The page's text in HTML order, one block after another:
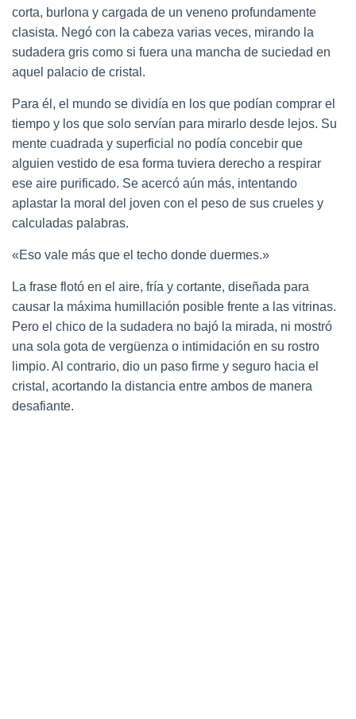
corta, burlona y cargada de un veneno profundamente
clasista. Negó con la cabeza varias veces, mirando la
sudadera gris como si fuera una mancha de suciedad en
aquel palacio de cristal.
Para él, el mundo se dividía en los que podían comprar el
tiempo y los que solo servían para mirarlo desde lejos. Su
mente cuadrada y superficial no podía concebir que
alguien vestido de esa forma tuviera derecho a respirar
ese aire purificado. Se acercó aún más, intentando
aplastar la moral del joven con el peso de sus crueles y
calculadas palabras.
«Eso vale más que el techo donde duermes.»
La frase flotó en el aire, fría y cortante, diseñada para
causar la máxima humillación posible frente a las vitrinas.
Pero el chico de la sudadera no bajó la mirada, ni mostró
una sola gota de vergüenza o intimidación en su rostro
limpio. Al contrario, dio un paso firme y seguro hacia el
cristal, acortando la distancia entre ambos de manera
desafiante.